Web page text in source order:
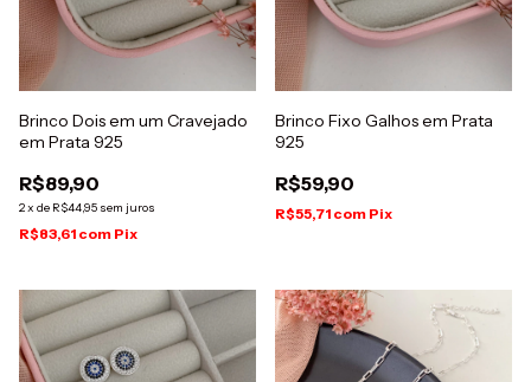
Brinco Dois em um Cravejado
em Prata 925
R$89,90
2x de R$44,95 sem juros
R$83,61 com Pix
Brinco Fixo Galhos em Prata
925
R$59,90
R$55,71 com Pix